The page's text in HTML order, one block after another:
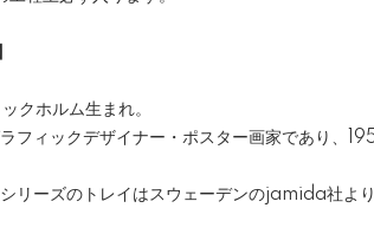
クホルム生まれ。
フィックデザイナー・ポスター画家であり、
リーズのトレイはスウェーデンのjamida社よ